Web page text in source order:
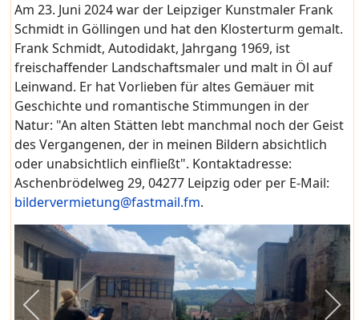
Am 23. Juni 2024 war der Leipziger Kunstmaler Frank
Schmidt in Göllingen und hat den Klosterturm gemalt.
Frank Schmidt, Autodidakt, Jahrgang 1969, ist
freischaffender Landschaftsmaler und malt in Öl auf
Leinwand. Er hat Vorlieben für altes Gemäuer mit
Geschichte und romantische Stimmungen in der
Natur: "An alten Stätten lebt manchmal noch der Geist
des Vergangenen, der in meinen Bildern absichtlich
oder unabsichtlich einfließt". Kontaktadresse:
Aschenbrödelweg 29, 04277 Leipzig oder per E-Mail:
bildervermietung@fastmail.fm.